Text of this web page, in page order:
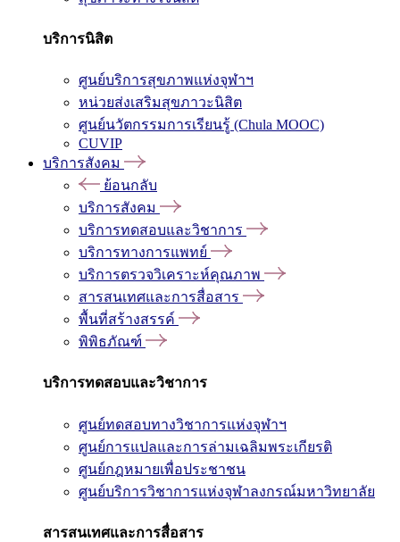
บริการนิสิต
ศูนย์บริการสุขภาพแห่งจุฬาฯ
หน่วยส่งเสริมสุขภาวะนิสิต
ศูนย์นวัตกรรมการเรียนรู้ (Chula MOOC)
CUVIP
บริการสังคม
ย้อนกลับ
บริการสังคม
บริการทดสอบและวิชาการ
บริการทางการแพทย์
บริการตรวจวิเคราะห์คุณภาพ
สารสนเทศและการสื่อสาร
พื้นที่สร้างสรรค์
พิพิธภัณฑ์
บริการทดสอบและวิชาการ
ศูนย์ทดสอบทางวิชาการแห่งจุฬาฯ
ศูนย์การแปลและการล่ามเฉลิมพระเกียรติ
ศูนย์กฎหมายเพื่อประชาชน
ศูนย์บริการวิชาการแห่งจุฬาลงกรณ์มหาวิทยาลัย
สารสนเทศและการสื่อสาร